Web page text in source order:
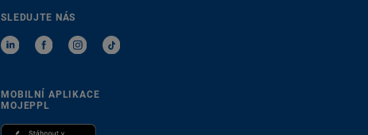
SLEDUJTE NÁS
MOBILNÍ APLIKACE
MOJEPPL